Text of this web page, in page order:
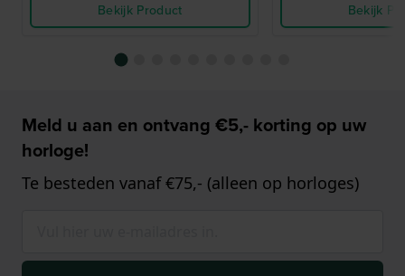
Bekijk Product
Bekijk
Meld u aan en ontvang €5,- korting op uw
horloge!
Te besteden vanaf €75,- (alleen op horloges)